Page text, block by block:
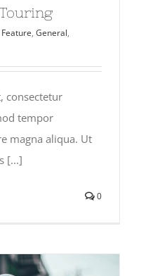
Feature, General,
consectetur
tempor
magna aliqua. Ut
[...]
0